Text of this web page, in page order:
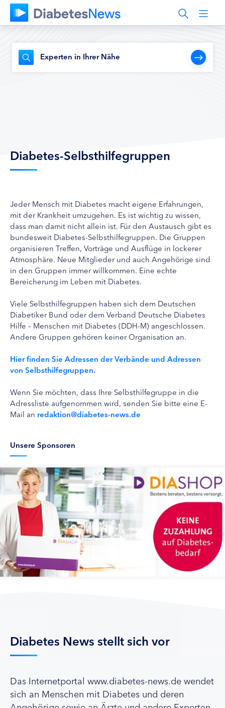
Experten in Ihrer Nähe
Diabetes-Selbsthilfegruppen
Jeder Mensch mit Diabetes macht eigene Erfahrungen,
mit der Krankheit umzugehen. Es ist wichtig zu wissen,
dass man damit nicht allein ist. Für den Austausch gibt es
bundesweit Diabetes-Selbsthilfegruppen. Die Gruppen
organisieren Treffen, Vorträge und Ausflüge in lockerer
Atmosphäre. Neue Mitglieder und auch Angehörige sind
in den Gruppen immer willkommen. Eine echte
Bereicherung im Leben mit Diabetes.
Viele Selbsthilfegruppen haben sich dem Deutschen
Diabetiker Bund oder dem Verband Deutsche Diabetes
Hilfe – Menschen mit Diabetes (DDH-M) angeschlossen.
Andere Gruppen gehören keiner Organisation an.
Hier finden Sie Adressen der Verbände und Adressen
von Selbsthilfegruppen.
Wenn Sie möchten, dass Ihre Selbsthilfegruppe in die
Adressliste aufgenommen wird, senden Sie bitte eine E-
Mail an redaktion@diabetes-news.de
Unsere Sponsoren
Diabetes News stellt sich vor
Das Internetportal www.diabetes-news.de wendet
sich an Menschen mit Diabetes und deren